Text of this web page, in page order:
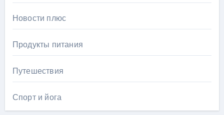
Новости плюс
Продукты питания
Путешествия
Спорт и йога